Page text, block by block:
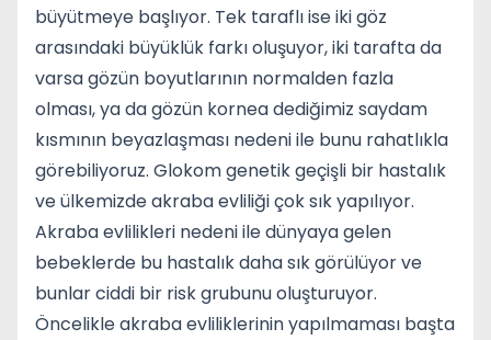
büyütmeye başlıyor. Tek taraflı ise iki göz
arasındaki büyüklük farkı oluşuyor, iki tarafta da
varsa gözün boyutlarının normalden fazla
olması, ya da gözün kornea dediğimiz saydam
kısmının beyazlaşması nedeni ile bunu rahatlıkla
görebiliyoruz. Glokom genetik geçişli bir hastalık
ve ülkemizde akraba evliliği çok sık yapılıyor.
Akraba evlilikleri nedeni ile dünyaya gelen
bebeklerde bu hastalık daha sık görülüyor ve
bunlar ciddi bir risk grubunu oluşturuyor.
Öncelikle akraba evliliklerinin yapılmaması başta